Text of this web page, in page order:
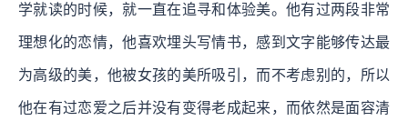
学就读的时候，就一直在追寻和体验美。他有过两段非常
理想化的恋情，他喜欢埋头写情书，感到文字能够传达最
为高级的美，他被女孩的美所吸引，而不考虑别的，所以
他在有过恋爱之后并没有变得老成起来，而依然是面容清